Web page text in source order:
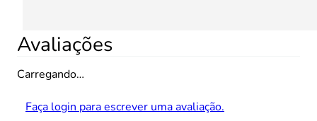
Avaliações
Carregando…
Faça login para escrever uma avaliação.